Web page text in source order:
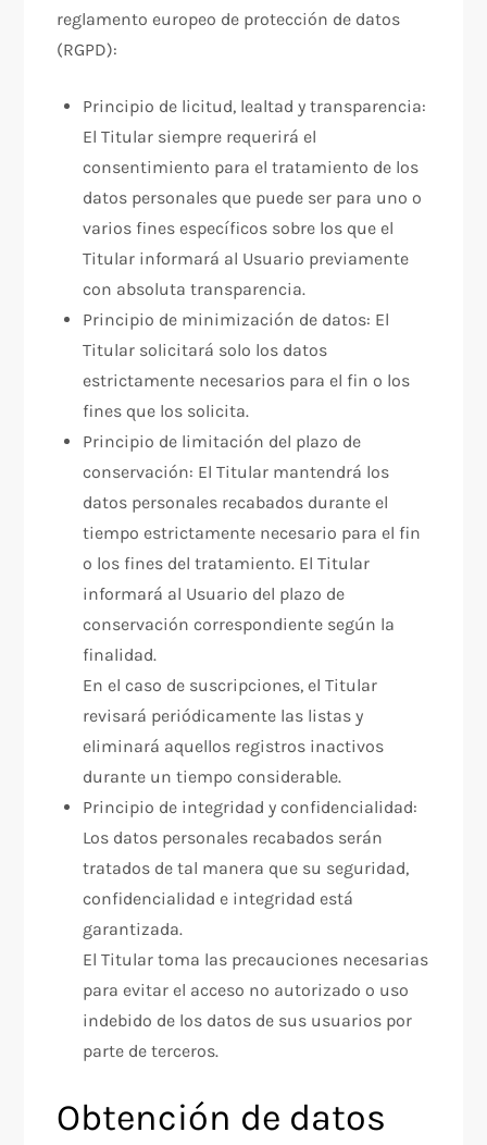
reglamento europeo de protección de datos
(RGPD):
Principio de licitud, lealtad y transparencia:
El Titular siempre requerirá el
consentimiento para el tratamiento de los
datos personales que puede ser para uno o
varios fines específicos sobre los que el
Titular informará al Usuario previamente
con absoluta transparencia.
Principio de minimización de datos: El
Titular solicitará solo los datos
estrictamente necesarios para el fin o los
fines que los solicita.
Principio de limitación del plazo de
conservación: El Titular mantendrá los
datos personales recabados durante el
tiempo estrictamente necesario para el fin
o los fines del tratamiento. El Titular
informará al Usuario del plazo de
conservación correspondiente según la
finalidad.
En el caso de suscripciones, el Titular
revisará periódicamente las listas y
eliminará aquellos registros inactivos
durante un tiempo considerable.
Principio de integridad y confidencialidad:
Los datos personales recabados serán
tratados de tal manera que su seguridad,
confidencialidad e integridad está
garantizada.
El Titular toma las precauciones necesarias
para evitar el acceso no autorizado o uso
indebido de los datos de sus usuarios por
parte de terceros.
Obtención de datos